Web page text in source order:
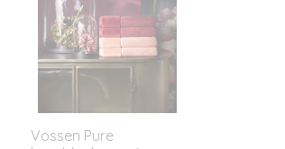
Vossen Pure